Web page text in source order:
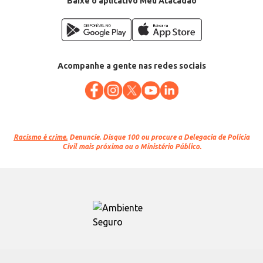
Acompanhe a gente nas redes sociais
Racismo é crime. Denuncie. Disque 100 ou procure a Delegacia de Polícia
Civil mais próxima ou o Ministério Público.